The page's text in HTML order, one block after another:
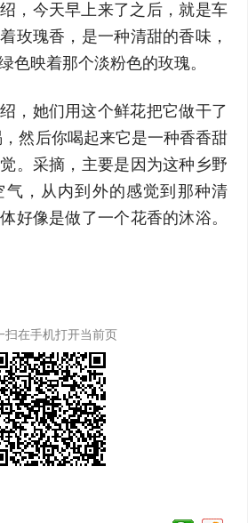
，今天早上来了之后，就是车
玫瑰香，是一种清甜的香味，
色映着那个淡粉色的玫瑰。
，她们用这个鲜花把它做干了
然后你喝起来它是一种香香甜
。采摘，主要是因为这种乡野
气，从内到外的感觉到那种清
好像是做了一个花香的沐浴。
扫在手机打开当前页